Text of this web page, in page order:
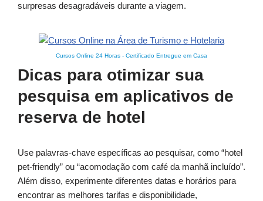
surpresas desagradáveis durante a viagem.
Cursos Online 24 Horas - Certificado Entregue em Casa
Dicas para otimizar sua
pesquisa em aplicativos de
reserva de hotel
Use palavras-chave específicas ao pesquisar, como “hotel
pet-friendly” ou “acomodação com café da manhã incluído”.
Além disso, experimente diferentes datas e horários para
encontrar as melhores tarifas e disponibilidade,